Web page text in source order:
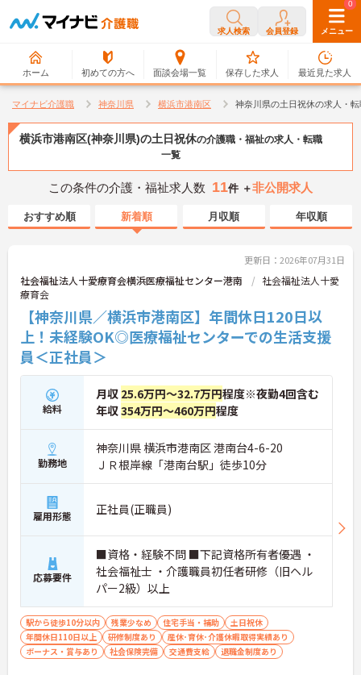
求人検索 会員登録 メニュー
ホーム 初めての方へ 面談会場一覧
0
保存した求人
0
最近見た求人
マイナビ介護職 神奈川県 横浜市港南区 神奈川県の土日祝休の求人・
横浜市港南区(神奈川県)の土日祝休の介護職・福祉の求人・転職
一覧
この条件の介護・福祉求人数 11件 ＋非公開求人
おすすめ順 新着順 月収順 年収順
更新日：2026年07月31日
社会福祉法人十愛療育会横浜医療福祉センター港南
社会福祉法人十愛
療育会
【神奈川県／横浜市港南区】年間休日120日以
上！未経験OK◎医療福祉センターでの生活支援
員＜正社員＞
給料
月収 25.6万円～32.7万円程度※夜勤4回含む
年収354万円～460万円程度
勤務地
神奈川県 横浜市港南区 港南台4-6-20
ＪＲ根岸線「港南台駅」徒歩10分
雇用形態 正社員(正職員)
応募要件
■資格・経験不問 ■下記資格所有者優遇 ・
社会福祉士 ・介護職員初任者研修（旧ヘル
パー2級）以上
駅から徒歩10分以内 残業少なめ 住宅手当・補助
土日祝休
年間休日110日以上
研修制度あり
産休･育休･介護休暇取得実績あり
ボーナス・賞与あり
社会保険完備 交通費支給 退職金制度あり